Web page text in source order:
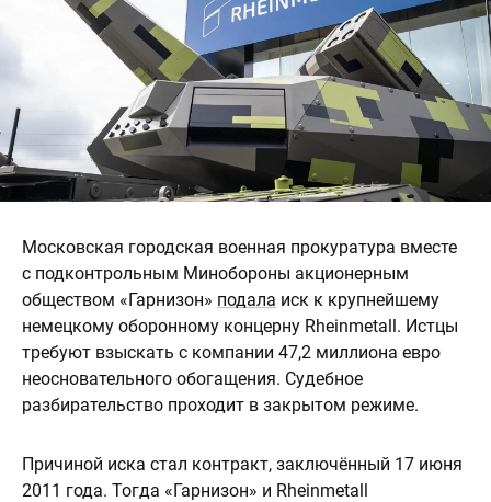
Московская городская военная прокуратура вместе
с подконтрольным Минобороны акционерным
обществом «Гарнизон» подала иск к крупнейшему
немецкому оборонному концерну Rheinmetall. Истцы
требуют взыскать с компании 47,2 миллиона евро
неосновательного обогащения. Судебное
разбирательство проходит в закрытом режиме.
Причиной иска стал контракт, заключённый 17 июня
2011 года. Тогда «Гарнизон» и Rheinmetall